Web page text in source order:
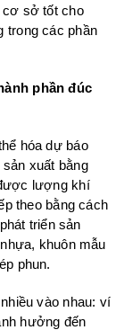
cơ sở tốt cho
trong các phần
phần đúc
hóa dự báo
xuất bằng
lượng khí
theo bằng cách
triển sản
khuôn mẫu
phun.
vào nhau: ví
hưởng đến